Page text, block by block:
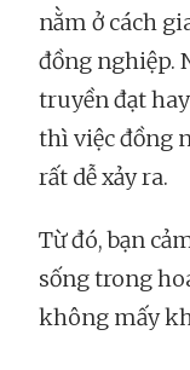
nằm ở cách
đồng nghiệp.
truyền đạt
thì việc đồng
rất dễ xảy ra.
Từ đó, bạn
sống trong
không mấy